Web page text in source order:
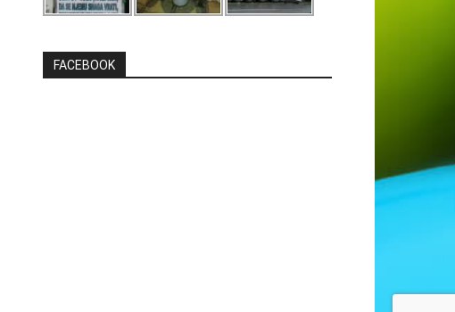
FACEBOOK